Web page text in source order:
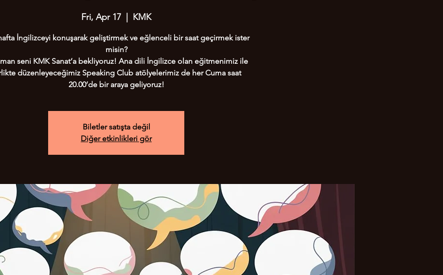
Fri, Apr 17 KMK
İngilizceyi konuşarak geliştirmek ve eğlenceli bir saat geçirmek ister
misin?
seni KMK Sanat’a bekliyoruz! Ana dili İngilizce olan eğitmenimiz ile
düzenleyeceğimiz Speaking Club atölyelerimiz de her Cuma saat
Biletler satışta değil
Diğer etkinlikleri gör